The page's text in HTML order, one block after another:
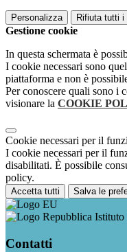
Personalizza Rifiuta tutti i
Gestione cookie
In questa schermata è
I cookie necessari sono
piattaforma e non è
Per conoscere quali sono i
visionare la COOKIE
Cookie necessari per il
I cookie necessari per il
disabilitati. È possibile
policy.
Accetta tutti Salva le
Istituto
Contatti